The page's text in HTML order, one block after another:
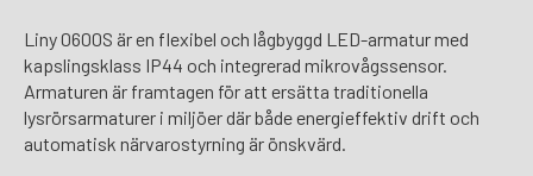
Liny 0600S är en flexibel och lågbyggd LED-armatur med
kapslingsklass IP44 och integrerad mikrovågssensor.
Armaturen är framtagen för att ersätta traditionella
lysrörsarmaturer i miljöer där både energieffektiv drift och
automatisk närvarostyrning är önskvärd.